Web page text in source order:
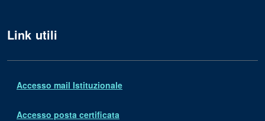
Link utili
Accesso mail Istituzionale
Accesso posta certificata